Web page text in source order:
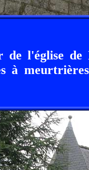
de l'église
à